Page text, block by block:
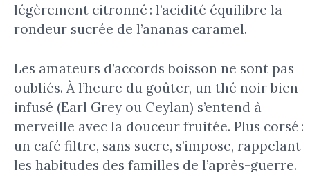
légèrement citronné : l’acidité équilibre la
rondeur sucrée de l’ananas caramel.
Les amateurs d’accords boisson ne sont pas
oubliés. À l’heure du goûter, un thé noir bien
infusé (Earl Grey ou Ceylan) s’entend à
merveille avec la douceur fruitée. Plus corsé :
un café filtre, sans sucre, s’impose, rappelant
les habitudes des familles de l’après-guerre.